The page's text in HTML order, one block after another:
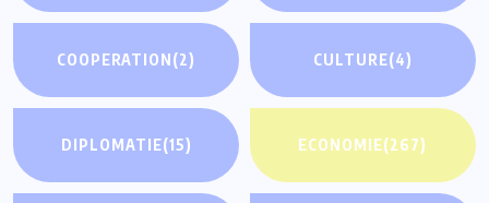
COOPERATION(2) CULTURE(4)
DIPLOMATIE(15) ECONOMIE(267)